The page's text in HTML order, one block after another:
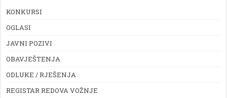
KONKURSI
OGLASI
JAVNI POZIVI
OBAVJEŠTENJA
ODLUKE / RJEŠENJA
REGISTAR REDOVA VOŽNJE